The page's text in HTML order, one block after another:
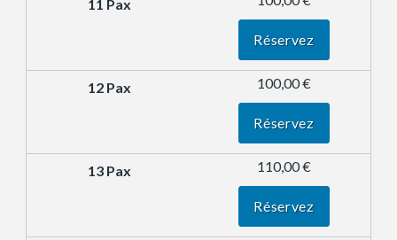
Réservez
100,00 €
Réservez
110,00 €
Réservez